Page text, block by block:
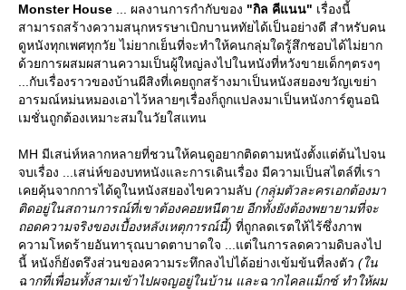
Monster House ... ผลงานการกำกับของ "กิล คีแนน" เรื่องนี้
สามารถสร้างความสนุกหรรษาเบิกบานหทัยได้เป็นอย่างดี สำหรับคน
ดูหนังทุกเพศทุกวัย ไม่ยากเย็นที่จะทำให้คนกลุ่มใดรู้สึกชอบได้ไม่ยาก
ด้วยการผสมผสานความเป็นผู้ใหญ่ลงไปในหนังที่หวังขายเด็กๆตรงๆ
...กับเรื่องราวของบ้านผีสิงที่เคยถูกสร้างมาเป็นหนังสยองขวัญเขย่า
อารมณ์หม่นหมองเอาไว้หลายๆเรื่องก็ถูกแปลงมาเป็นหนังการ์ตูนอนิ
เมชั่นถูกต้องเหมาะสมในวัยใสแทน
MH มีเสน่ห์หลากหลายที่ชวนให้คนดูอยากติดตามหนังตั้งแต่ต้นไปจน
จบเรื่อง ...เสน่ห์ของบทหนังและการเดินเรื่อง มีความเป็นสไตล์ที่เรา
เคยคุ้นจากการได้ดูในหนังสยองไขความลับ (กลุ่มตัวละครเอกต้องมา
ติดอยู่ในสถานการณ์ที่เขาต้องคอยหนีตาย อีกทั้งยังต้องพยายามที่จะ
ถอดความจริงของเบื้องหลังเหตุการณ์นี้) ที่ถูกลดเรตให้ไร้ซึ่งภาพ
ความโหดร้ายอันทารุณบาดตาบาดใจ ...แต่ในการลดความดิบลงไป
นี้ หนังก็ยังตรึงส่วนของความระทึกลงไปได้อย่างเข้มข้นที่ลงตัว (ใน
ฉากที่เพื่อนทั้งสามเข้าไปผจญอยู่ในบ้าน และฉากไคลแม็กซ์ ทำให้ผม